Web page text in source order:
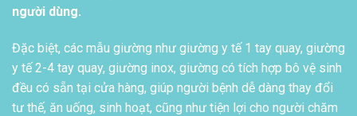
người dùng.
Đặc biệt, các mẫu giường như giường y tế 1 tay quay, giường
y tế 2-4 tay quay, giường inox, giường có tích hợp bô vệ sinh
đều có sẵn tại cửa hàng, giúp người bệnh dễ dàng thay đổi
tư thế, ăn uống, sinh hoạt, cũng như tiện lợi cho người chăm